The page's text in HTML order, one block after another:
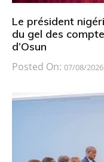
Le président
du gel des
d’Osun
Posted On: 07/08/2026